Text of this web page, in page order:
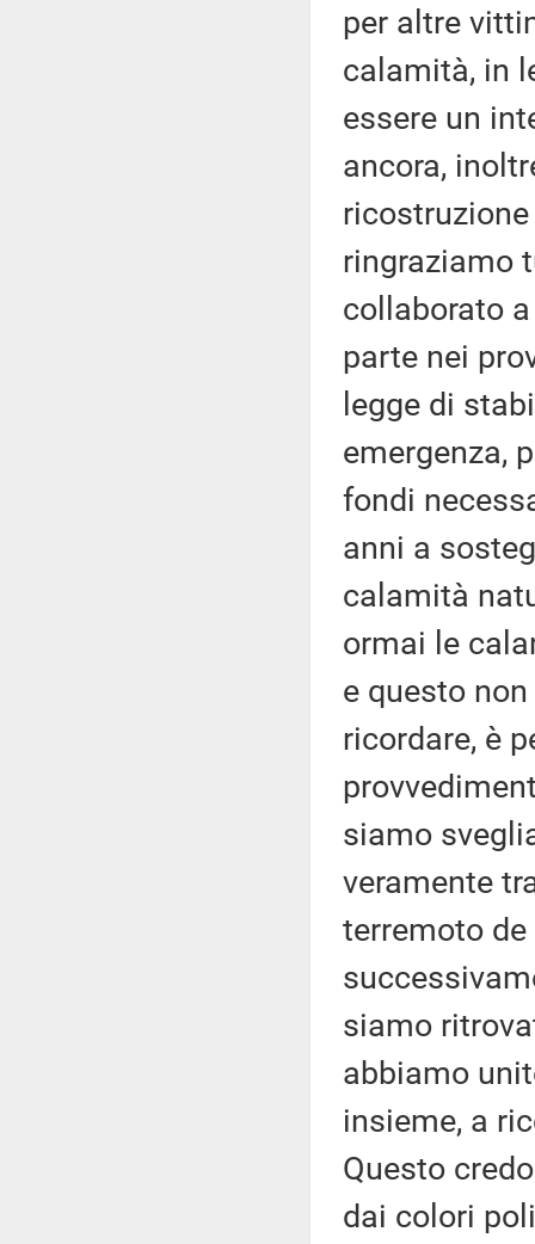
per altre
calamità, in
essere un
ancora,
ringraziamo
collaborato
parte nei
legge di
emergenza,
fondi
anni a
calamità
ormai le
e questo
ricordare, è
siamo
veramente
terremoto
siamo
abbiamo
insieme, a
Questo
dai colori